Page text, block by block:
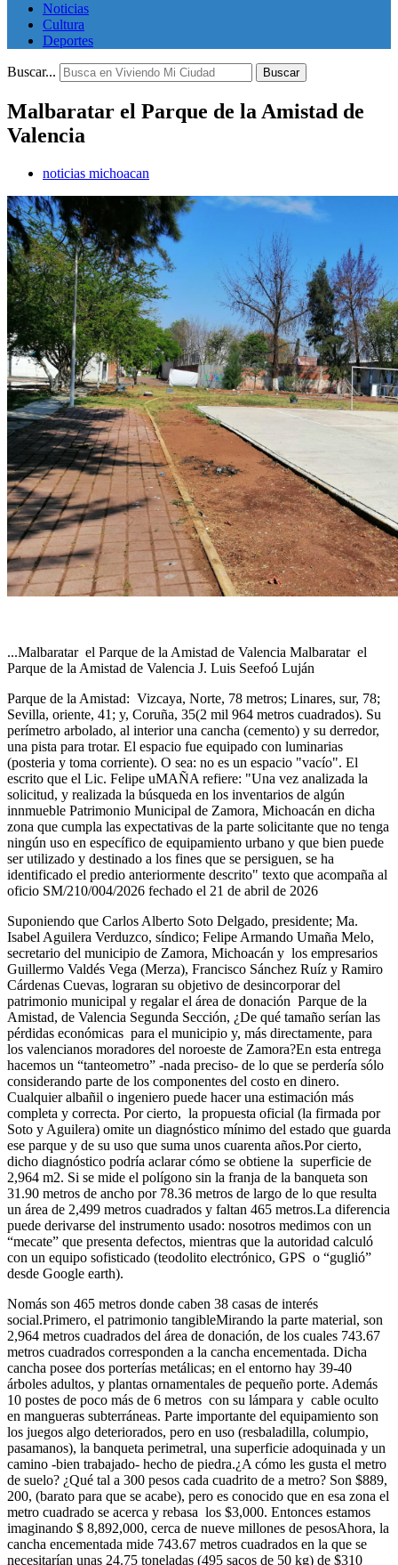
Noticias
Cultura
Deportes
Buscar... Buscar
Malbaratar el Parque de la Amistad de
Valencia
noticias michoacan
...Malbaratar el Parque de la Amistad de Valencia Malbaratar el
Parque de la Amistad de Valencia J. Luis Seefoó Luján
Parque de la Amistad: Vizcaya, Norte, 78 metros; Linares, sur, 78;
Sevilla, oriente, 41; y, Coruña, 35(2 mil 964 metros cuadrados). Su
perímetro arbolado, al interior una cancha (cemento) y su derredor,
una pista para trotar. El espacio fue equipado con luminarias
(posteria y toma corriente). O sea: no es un espacio "vacío". El
escrito que el Lic. Felipe uMAÑA refiere: "Una vez analizada la
solicitud, y realizada la búsqueda en los inventarios de algún
innmueble Patrimonio Municipal de Zamora, Michoacán en dicha
zona que cumpla las expectativas de la parte solicitante que no tenga
ningún uso en específico de equipamiento urbano y que bien puede
ser utilizado y destinado a los fines que se persiguen, se ha
identificado el predio anteriormente descrito" texto que acompaña al
oficio SM/210/004/2026 fechado el 21 de abril de 2026
Suponiendo que Carlos Alberto Soto Delgado, presidente; Ma.
Isabel Aguilera Verduzco, síndico; Felipe Armando Umaña Melo,
secretario del municipio de Zamora, Michoacán y los empresarios
Guillermo Valdés Vega (Merza), Francisco Sánchez Ruíz y Ramiro
Cárdenas Cuevas, lograran su objetivo de desincorporar del
patrimonio municipal y regalar el área de donación Parque de la
Amistad, de Valencia Segunda Sección, ¿De qué tamaño serían las
pérdidas económicas para el municipio y, más directamente, para
los valencianos moradores del noroeste de Zamora?En esta entrega
hacemos un “tanteometro” -nada preciso- de lo que se perdería sólo
considerando parte de los componentes del costo en dinero.
Cualquier albañil o ingeniero puede hacer una estimación más
completa y correcta. Por cierto, la propuesta oficial (la firmada por
Soto y Aguilera) omite un diagnóstico mínimo del estado que guarda
ese parque y de su uso que suma unos cuarenta años.Por cierto,
dicho diagnóstico podría aclarar cómo se obtiene la superficie de
2,964 m2. Si se mide el polígono sin la franja de la banqueta son
31.90 metros de ancho por 78.36 metros de largo de lo que resulta
un área de 2,499 metros cuadrados y faltan 465 metros.La diferencia
puede derivarse del instrumento usado: nosotros medimos con un
“mecate” que presenta defectos, mientras que la autoridad calculó
con un equipo sofisticado (teodolito electrónico, GPS o “guglió”
desde Google earth).
Nomás son 465 metros donde caben 38 casas de interés
social.Primero, el patrimonio tangibleMirando la parte material, son
2,964 metros cuadrados del área de donación, de los cuales 743.67
metros cuadrados corresponden a la cancha encementada. Dicha
cancha posee dos porterías metálicas; en el entorno hay 39-40
árboles adultos, y plantas ornamentales de pequeño porte. Además
10 postes de poco más de 6 metros con su lámpara y cable oculto
en mangueras subterráneas. Parte importante del equipamiento son
los juegos algo deteriorados, pero en uso (resbaladilla, columpio,
pasamanos), la banqueta perimetral, una superficie adoquinada y un
camino -bien trabajado- hecho de piedra.¿A cómo les gusta el metro
de suelo? ¿Qué tal a 300 pesos cada cuadrito de a metro? Son $889,
200, (barato para que se acabe), pero es conocido que en esa zona el
metro cuadrado se acerca y rebasa los $3,000. Entonces estamos
imaginando $ 8,892,000, cerca de nueve millones de pesosAhora, la
cancha encementada mide 743.67 metros cuadrados en la que se
necesitarían unas 24.75 toneladas (495 sacos de 50 kg) de $310